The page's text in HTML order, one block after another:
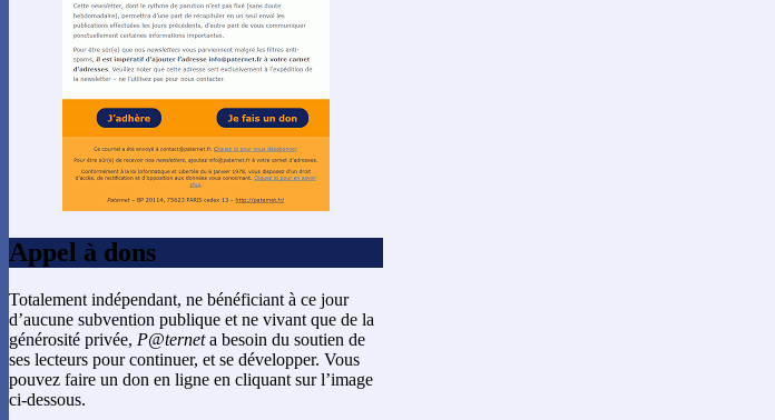
Appel à dons
Totalement indépendant, ne bénéficiant à ce jour
d’aucune subvention publique et ne vivant que de la
générosité privée, P@terneta besoin du soutien de
ses lecteurs pour continuer, et se développer. Vous
pouvez faire un don en ligne en cliquant sur l’image
ci-dessous.